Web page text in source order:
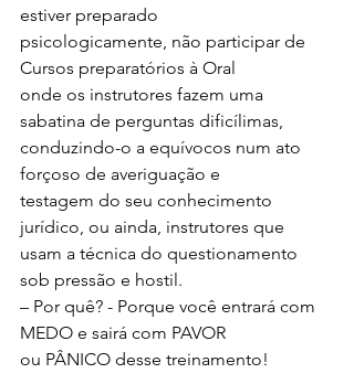
estiver preparado
psicologicamente, não participar de
Cursos preparatórios à Oral
onde os instrutores fazem uma
sabatina de perguntas dificílimas,
conduzindo-o a equívocos num ato
forçoso de averiguação e
testagem do seu conhecimento
jurídico, ou ainda, instrutores que
usam a técnica do questionamento
sob pressão e hostil.
– Por quê? - Porque você entrará com
MEDO e sairá com PAVOR
ou PÂNICO desse treinamento!